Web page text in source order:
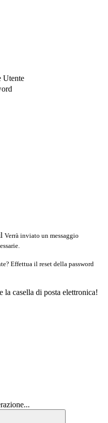
Utente
Verrà inviato un messaggio
Effettua il reset della password
casella di posta elettronica!